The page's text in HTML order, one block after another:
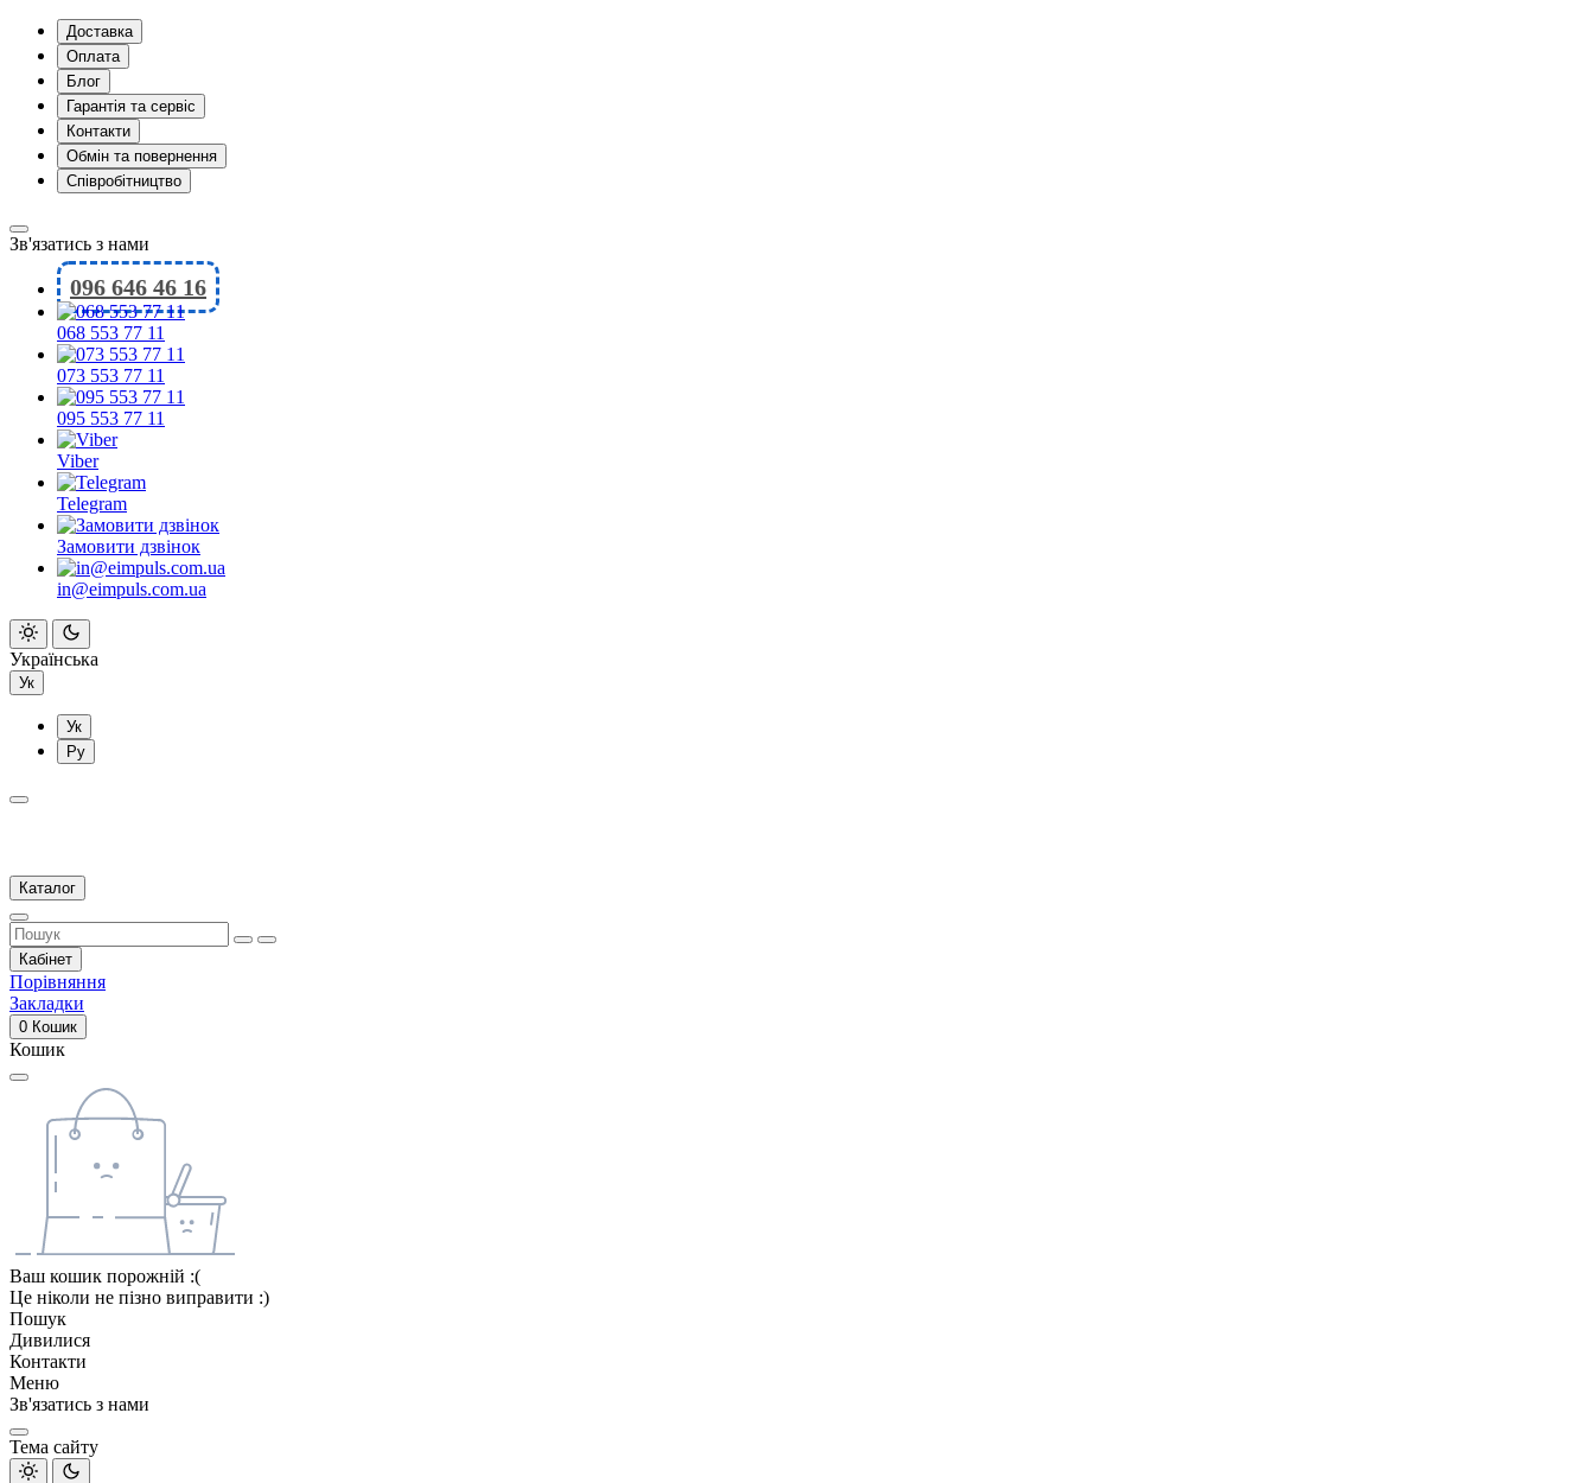
Доставка
Оплата
Блог
Гарантія та сервіс
Контакти
Обмін та повернення
Співробітництво
Зв'язатись з нами
096 646 46 16
068 553 77 11
073 553 77 11
095 553 77 11
Viber
Telegram
Замовити дзвінок
in@eimpuls.com.ua
Українська
Ук
Ук
Ру
Каталог
Кабінет
Порівняння
Закладки
0 Кошик
Кошик
Ваш кошик порожній :(
Це ніколи не пізно виправити :)
Пошук
Дивилися
Контакти
Меню
Зв'язатись з нами
Тема сайту